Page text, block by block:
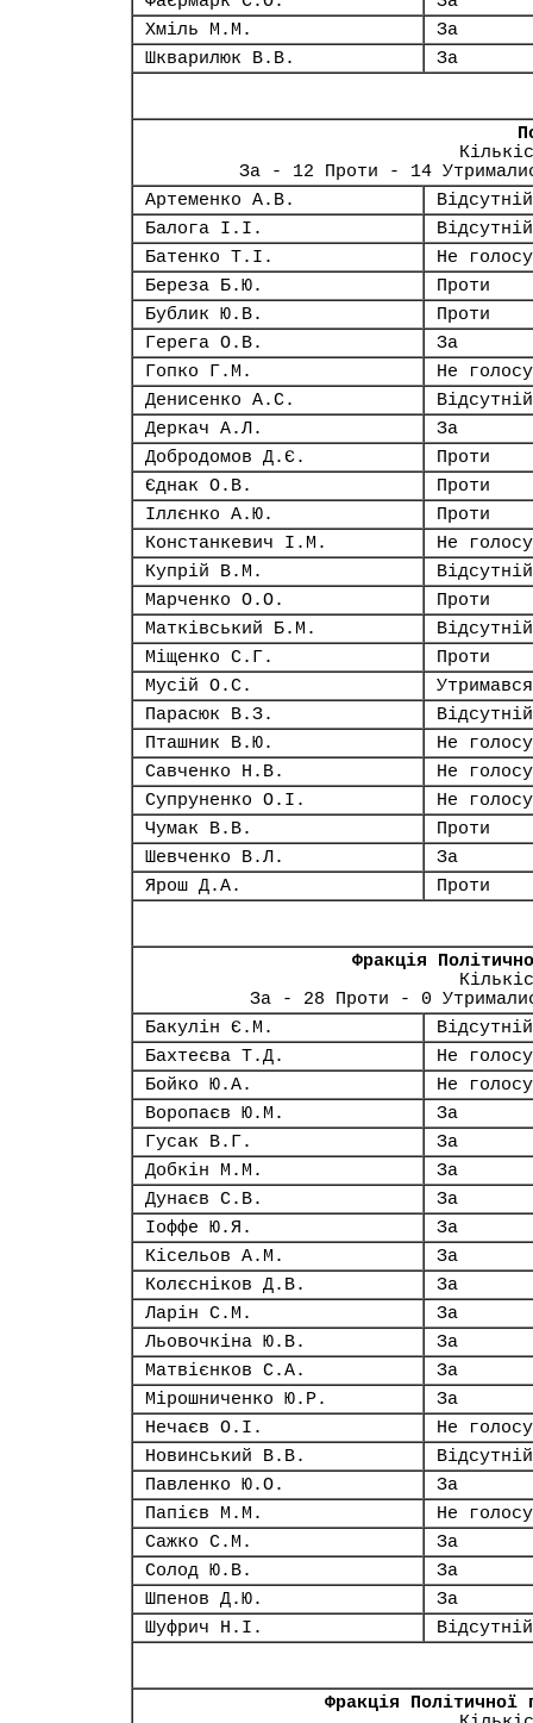
Хміль М.М.
За
Шкварилюк В.В.
За
За - 12 Проти - 14
Артеменко А.В.
Відсутній
Балога І.І.
Відсутній
Батенко Т.І.
Не
Береза Б.Ю.
Проти
Бублик Ю.В.
Проти
Герега О.В.
За
Гопко Г.М.
Не
Денисенко А.С.
Відсутній
Деркач А.Л.
За
Добродомов Д.Є.
Проти
Єднак О.В.
Проти
Іллєнко А.Ю.
Проти
Констанкевич І.М.
Не
Купрій В.М.
Відсутній
Марченко О.О.
Проти
Матківський Б.М.
Відсутній
Міщенко С.Г.
Проти
Мусій О.С.
Утримався
Парасюк В.З.
Відсутній
Пташник В.Ю.
Не
Савченко Н.В.
Не
Супруненко О.І.
Не
Чумак В.В.
Проти
Шевченко В.Л.
За
Ярош Д.А.
Проти
Фракція
За - 28 Проти - 0
Бакулін Є.М.
Відсутній
Бахтеєва Т.Д.
Не
Бойко Ю.А.
Не
Воропаєв Ю.М.
За
Гусак В.Г.
За
Добкін М.М.
За
Дунаєв С.В.
За
Іоффе Ю.Я.
За
Кісельов А.М.
За
Колєсніков Д.В.
За
Ларін С.М.
За
Льовочкіна Ю.В.
За
Матвієнков С.А.
За
Мірошниченко Ю.Р.
За
Нечаєв О.І.
Не
Новинський В.В.
Відсутній
Павленко Ю.О.
За
Папієв М.М.
Не
Сажко С.М.
За
Солод Ю.В.
За
Шпенов Д.Ю.
За
Шуфрич Н.І.
Відсутній
Фракція Політичної